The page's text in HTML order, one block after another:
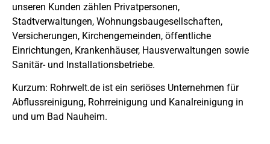
unseren Kunden zählen Privatpersonen,
Stadtverwaltungen, Wohnungsbaugesellschaften,
Versicherungen, Kirchengemeinden, öffentliche
Einrichtungen, Krankenhäuser, Hausverwaltungen sowie
Sanitär- und Installationsbetriebe.
Kurzum: Rohrwelt.de ist ein seriöses Unternehmen für
Abflussreinigung, Rohrreinigung und Kanalreinigung in
und um Bad Nauheim.